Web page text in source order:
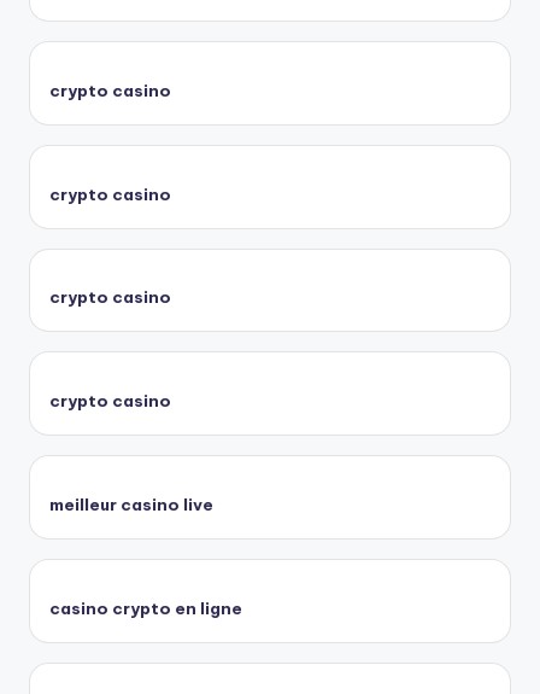
crypto casino
crypto casino
crypto casino
crypto casino
meilleur casino live
casino crypto en ligne